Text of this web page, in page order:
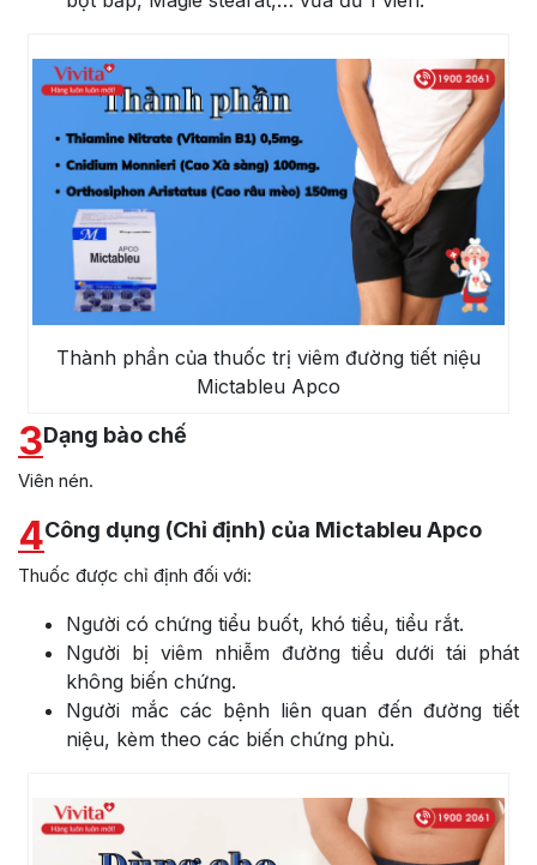
Thành phần của thuốc trị viêm đường tiết niệu
Mictableu Apco
3Dạng bào chế
Viên nén.
4Công dụng (Chỉ định) của Mictableu Apco
Thuốc được chỉ định đối với:
Người có chứng tiểu buốt, khó tiểu, tiểu rắt.
Người bị viêm nhiễm đường tiểu dưới tái phát
không biến chứng.
Người mắc các bệnh liên quan đến đường tiết
niệu, kèm theo các biến chứng phù.